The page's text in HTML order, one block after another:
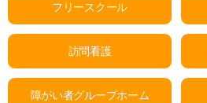
フリースクール
訪問看護
障がい者グループホーム